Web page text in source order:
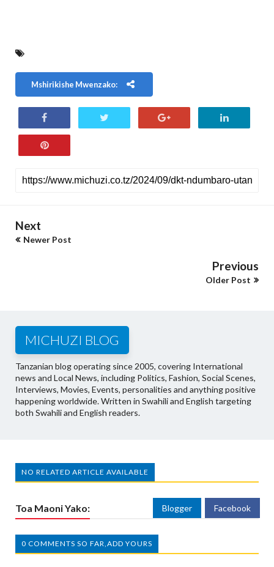
Mshirikishe Mwenzako:
Next
Newer Post
Previous
Older Post
MICHUZI BLOG
Tanzanian blog operating since 2005, covering International
news and Local News, including Politics, Fashion, Social Scenes,
Interviews, Movies, Events, personalities and anything positive
happening worldwide. Written in Swahili and English targeting
both Swahili and English readers.
NO RELATED ARTICLE AVAILABLE
Toa Maoni Yako: Blogger Facebook
0 COMMENTS SO FAR,ADD YOURS